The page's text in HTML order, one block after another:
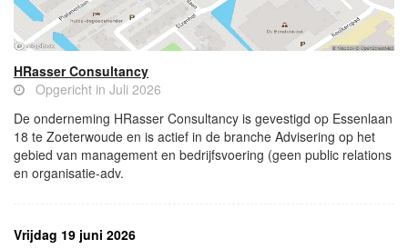
HRasser Consultancy
Opgericht in Juli 2026
De onderneming HRasser Consultancy is gevestigd op Essenlaan
18 te Zoeterwoude en is actief in de branche Advisering op het
gebied van management en bedrijfsvoering (geen public relations
en organisatie-adv.
Vrijdag 19 juni 2026